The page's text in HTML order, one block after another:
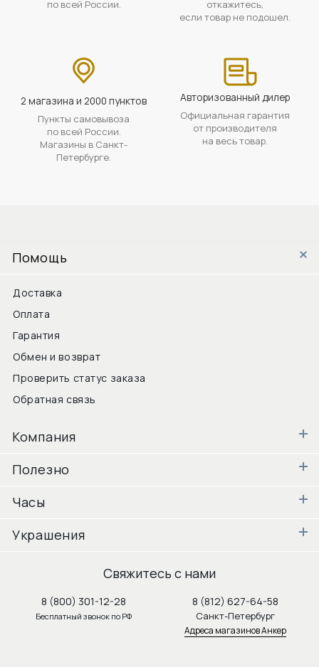
по всей России.
откажитесь,
если товар не подошел.
2 магазина и 2000 пунктов
Пункты самовывоза
по всей России.
Магазины в Санкт-
Петербурге.
Авторизованный дилер
Официальная гарантия
от производителя
на весь товар.
Помощь
Доставка
Оплата
Гарантия
Обмен и возврат
Проверить статус заказа
Обратная связь
Компания
Полезно
Часы
Украшения
Свяжитесь с нами
8 (800) 301-12-28
Бесплатный звонок по РФ
8 (812) 627-64-58
Санкт-Петербург
Адреса магазинов Анкер